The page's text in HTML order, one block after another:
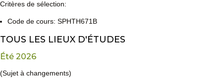
Critères de sélection:
Code de cours: SPHTH671B
TOUS LES LIEUX D'ÉTUDES
Été 2026
(Sujet à changements)